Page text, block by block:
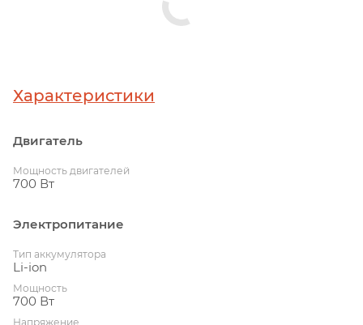
Характеристики
Двигатель
Мощность двигателей
700 Вт
Электропитание
Тип аккумулятора
Li-ion
Мощность
700 Вт
Напряжение